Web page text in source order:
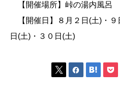
【開催場所】峠の湯内風呂
【開催日】８月２日(土)・９
日(土)・３０日(土)
   